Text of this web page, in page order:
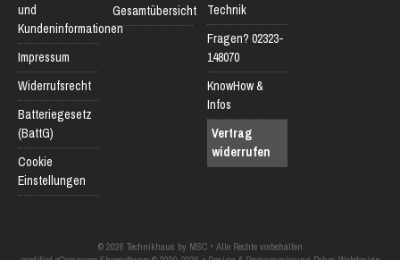
und
Kundeninformationen
Impressum
Widerrufsrecht
Batteriegesetz
(BattG)
Cookie
Einstellungen
Gesamtübersicht
Technik
Fragen? 02323-
148070
KnowHow &
Infos
Vertrag
widerrufen
© 2026 Technikhaus by MSC • Alle Rechte vorbehalten